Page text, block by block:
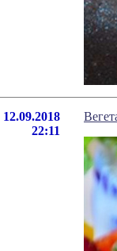
12.09.2018
22:11